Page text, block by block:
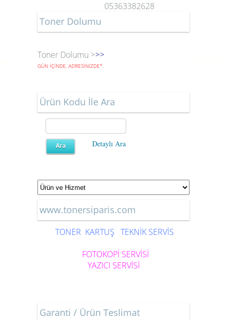
05363382628
Toner Dolumu
Toner Dolumu >>>
GÜN İÇİNDE, ADRESİNİZDE*.
Ürün Kodu İle Ara
Detaylı Ara
www.tonersiparis.com
TONER KARTUŞ TEKNİK SERVİS
FOTOKOPİ SERVİSİ
YAZICI SERVİSİ
Garanti / Ürün Teslimat